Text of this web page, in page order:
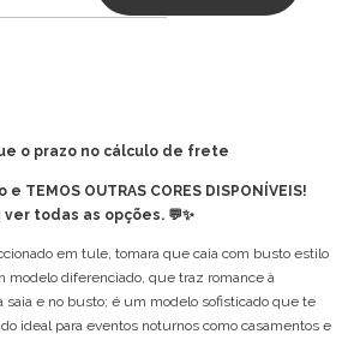
o prazo no cálculo de frete
TEMOS OUTRAS CORES DISPONÍVEIS!
todas as opções. 💬✨
em tule, tomara que caia com busto estilo
modelo diferenciado, que traz romance à
saia e no busto; é um modelo sofisticado que te
ideal para eventos noturnos como casamentos e